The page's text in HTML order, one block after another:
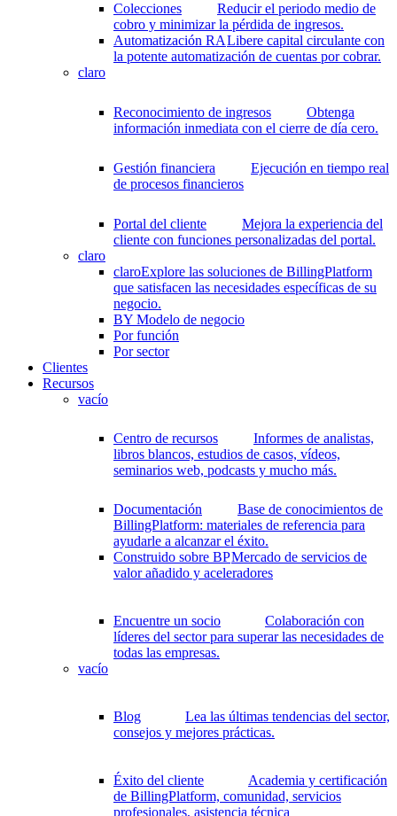
Colecciones
Reducir el periodo medio de
cobro y minimizar la pérdida de ingresos.
Automatización RALibere capital circulante con
la potente automatización de cuentas por cobrar.
claro
Reconocimiento de ingresos
Obtenga
información inmediata con el cierre de día cero.
Gestión financiera
Ejecución en tiempo real
de procesos financieros
Portal del cliente
Mejora la experiencia del
cliente con funciones personalizadas del portal.
claro
claroExplore las soluciones de BillingPlatform
que satisfacen las necesidades específicas de su
negocio.
BY Modelo de negocio
Por función
Por sector
Clientes
Recursos
vacío
Centro de recursos
Informes de analistas,
libros blancos, estudios de casos, vídeos,
seminarios web, podcasts y mucho más.
Documentación
Base de conocimientos de
BillingPlatform: materiales de referencia para
ayudarle a alcanzar el éxito.
Construido sobre BPMercado de servicios de
valor añadido y aceleradores
Encuentre un socio
Colaboración con
líderes del sector para superar las necesidades de
todas las empresas.
vacío
Blog
Lea las últimas tendencias del sector,
consejos y mejores prácticas.
Éxito del cliente
Academia y certificación
de BillingPlatform, comunidad, servicios
profesionales, asistencia técnica